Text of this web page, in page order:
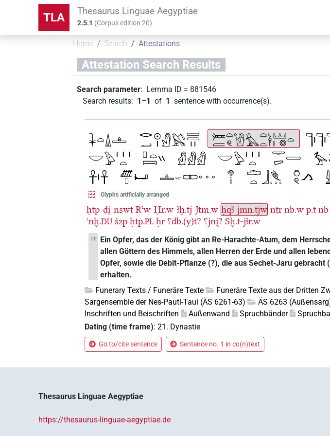
TLA Thesaurus Linguae Aegyptiae
2.5.1 (Corpus edition20)
Home Search Attestations
Attestation Search Results
Search parameter: Lemma ID = 881546
Search results: 1–1 of 1 sentence with occurrence(s).
Glyphs artificially arranged
ḥtp-ḏi̯-nswt Rꜥw-Ḥr.w-ꜣḫ.tj-Jtm.w ḥqꜣ-jmn.tjw nṯr nb.w p.t nb
ꜥnḫ.DU šzp ḥtp.PL ḥr ⸮db.(y)t? ⸮jni̯? Sḫ.t-jꜣr.w
DE
Ein Opfer, das der König gibt an Re-Harachte-Atum, dem
allen Göttern des Himmels, allen Herren der Erde und allen
Opfer, sowie die Debit-Pflanze (?), die aus Sechet-Jaru gebracht
erhalten.
Funerary Texts / Funeräre Texte
Funeräre Texte aus der Dritten
Sargensemble der Nes-Pauti-Taui (ÄS 6261-63)
ÄS 6263
Inschriften und Beischriften
Außenwand Spruchbänder
Dating (time frame):21. Dynastie
Go to/cite sentence Sentence no. 1 in co(n)text
Thesaurus Linguae Aegyptiae
https://thesaurus-linguae-aegyptiae.de